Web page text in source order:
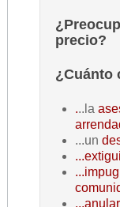
precio?
¿Cuánto
...la
...un